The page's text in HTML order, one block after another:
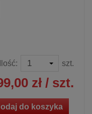
Ilość: szt.
zł / szt.
do koszyka